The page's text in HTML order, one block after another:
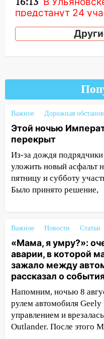
предстанут 24
группировки
15:34 Ливень
15:13
Семьям
пострадавшим в
15:05
Димитровграде:
в больнице
14:23 В
перевернулся
14:21 Волонтеры
выложили
блогера
14:00 Этой ночью
будет перекрыт
13:49 Сотрудники
Ульяновской
квартир сиротам
без попечения
13:36 «Мама, я
Важное Дорожная
Этой ночью
перекрыт
Из-за дождя
уложить новый асфальт
пятницу и субботу
Было принято решение,
Важное Новости Статьи
«Мама, я умру?»:
аварии, в которой
зажало между
рассказал о
Напомним, ночью 8
рулем автомобиля Geely
управлением и
Outlander. После этого